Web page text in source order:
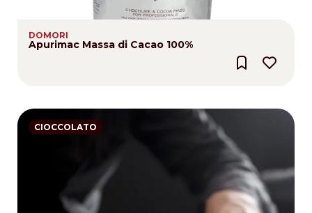
DOMORI
Apurimac Massa di Cacao 100%
CIOCCOLATO